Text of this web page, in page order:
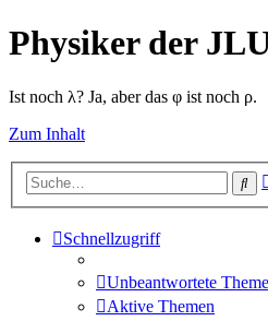
Physiker der
Ist noch λ? Ja, aber das φ ist noch ρ.
Zum Inhalt
Schnellzugriff
Unbeantwortete
Aktive Themen